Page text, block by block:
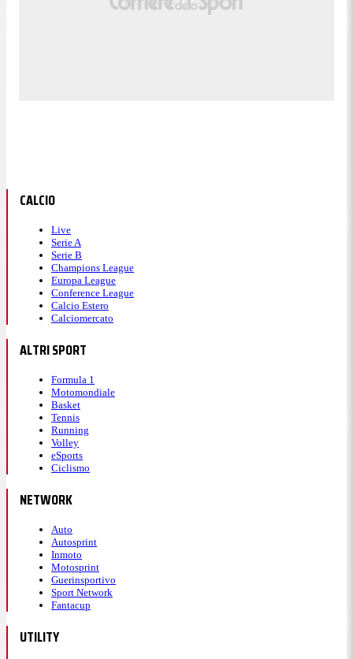
CALCIO
Live
Serie A
Serie B
Champions League
Europa League
Conference League
Calcio Estero
Calciomercato
ALTRI SPORT
Formula 1
Motomondiale
Basket
Tennis
Running
Volley
eSports
Ciclismo
NETWORK
Auto
Autosprint
Inmoto
Motosprint
Guerinsportivo
Sport Network
Fantacup
UTILITY